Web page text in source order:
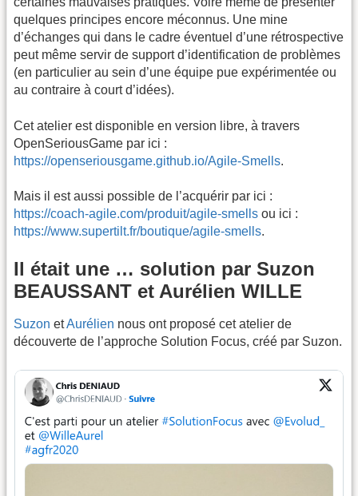
quelques principes encore méconnus. Une mine
d’échanges qui dans le cadre éventuel d’une rétrospective
peut même servir de support d’identification de problèmes
(en particulier au sein d’une équipe pue expérimentée ou
au contraire à court d’idées).
Cet atelier est disponible en version libre, à travers
OpenSeriousGame par ici :
https://openseriousgame.github.io/Agile-Smells.
Mais il est aussi possible de l’acquérir par ici :
https://coach-agile.com/produit/agile-smells ou ici :
https://www.supertilt.fr/boutique/agile-smells.
Il était une … solution par Suzon
BEAUSSANT et Aurélien WILLE
Suzon etAurélien nous ont proposé cet atelier de
découverte de l’approche Solution Focus, créé par Suzon.